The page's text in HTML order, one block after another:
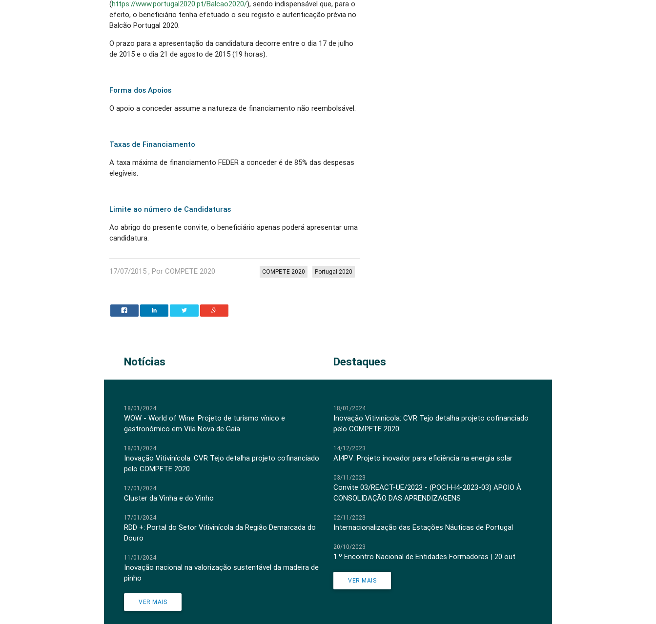
(https://www.portugal2020.pt/Balcao2020/), sendo indispensável que, para o
efeito, o beneficiário tenha efetuado o seu registo e autenticação prévia no
Balcão Portugal 2020.
O prazo para a apresentação da candidatura decorre entre o dia 17 de julho
de 2015 e o dia 21 de agosto de 2015 (19 horas).
Forma dos Apoios
O apoio a conceder assume a natureza de financiamento não reembolsável.
Taxas de Financiamento
A taxa máxima de financiamento FEDER a conceder é de 85% das despesas
elegíveis.
Limite ao número de Candidaturas
Ao abrigo do presente convite, o beneficiário apenas poderá apresentar uma
candidatura.
17/07/2015 , Por COMPETE 2020 Portugal 2020
COMPETE 2020
Notícias Destaques
18/01/2024
WOW - World of Wine: Projeto de turismo vínico e
gastronómico em Vila Nova de Gaia
18/01/2024
Inovação Vitivinícola: CVR Tejo detalha projeto cofinanciado
pelo COMPETE 2020
17/01/2024
Cluster da Vinha e do Vinho
17/01/2024
RDD +: Portal do Setor Vitivinícola da Região Demarcada do
Douro
11/01/2024
Inovação nacional na valorização sustentável da madeira de
pinho
VER MAIS
18/01/2024
Inovação Vitivinícola: CVR Tejo detalha projeto cofinanciado
pelo COMPETE 2020
14/12/2023
AI4PV: Projeto inovador para eficiência na energia solar
03/11/2023
Convite 03/REACT-UE/2023 - (POCI-H4-2023-03) APOIO À
CONSOLIDAÇÃO DAS APRENDIZAGENS
02/11/2023
Internacionalização das Estações Náuticas de Portugal
20/10/2023
1.º Encontro Nacional de Entidades Formadoras | 20 out
VER MAIS